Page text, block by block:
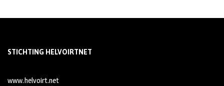
STICHTING HELVOIRTNET
www.helvoirt.net